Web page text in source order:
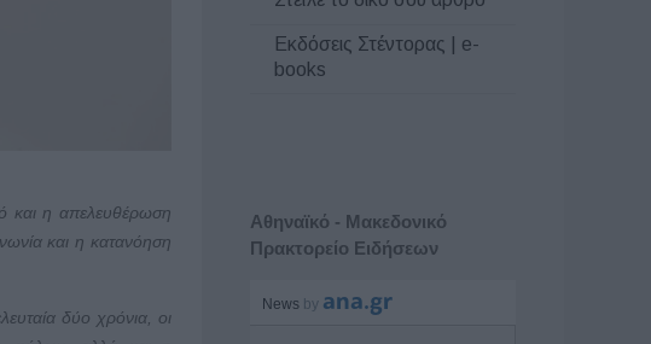
και η απελευθέρωση
και η κατανόηση
δύο χρόνια, οι
Εκδόσεις Στέντορας | e-
books
Αθηναϊκό - Μακεδονικό
Πρακτορείο Ειδήσεων